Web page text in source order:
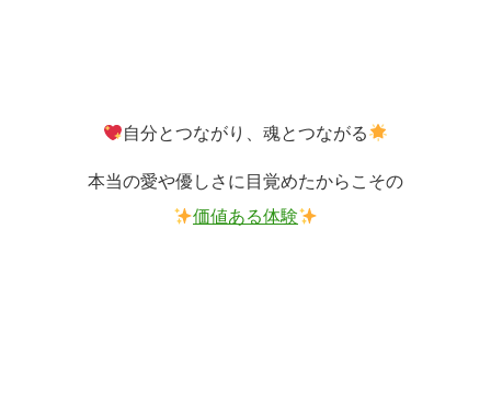
自分とつながり、魂とつながる
本当の愛や優しさに目覚めたからこその
価値ある体験